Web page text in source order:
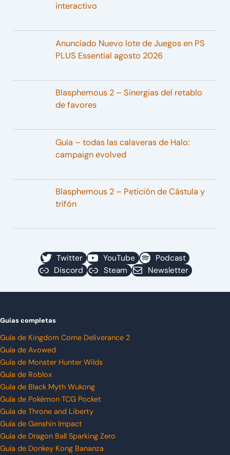
interactivo
Anunciado Nuevo lote de Juegos en PS
PLUS Essential agosto 2026
Blasphemous 2 – Sinergias del retablo
de favores
Guía – todas las calaveras de Halo:
campaign evolved
Blasphemous 2 – Petición de Cástula y
trifón
Twitter YouTube
Podcast
Discord
Steam Newsletter
Guías completas
Guía de Kingdom Come Deliverance 2
Guía de Avowed
Guía de Monster Hunter Wilds
Guía de Roblox
Guía de Black Myth Wukong
Guía de Pokémon TCG Pocket
Guía de Throne and Liberty
Guía de Genshin Impact
Guía de Dragon Ball Sparking Zero
Guía de Donkey Kong Bananza